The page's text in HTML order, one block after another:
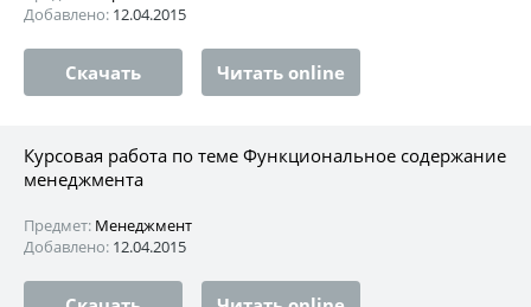
Добавлено: 12.04.2015
Скачать Читать online
Курсовая работа по теме Функциональное содержание
менеджмента
Предмет: Менеджмент
Добавлено: 12.04.2015